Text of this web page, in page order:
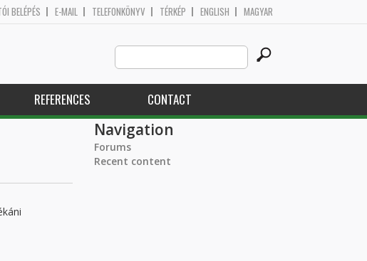
BELÉPÉS E-MAIL TELEFONKÖNYV TÉRKÉP ENGLISH MAGYAR
Search
this
site
REFERENCES CONTACT
Navigation
Forums
Recent content